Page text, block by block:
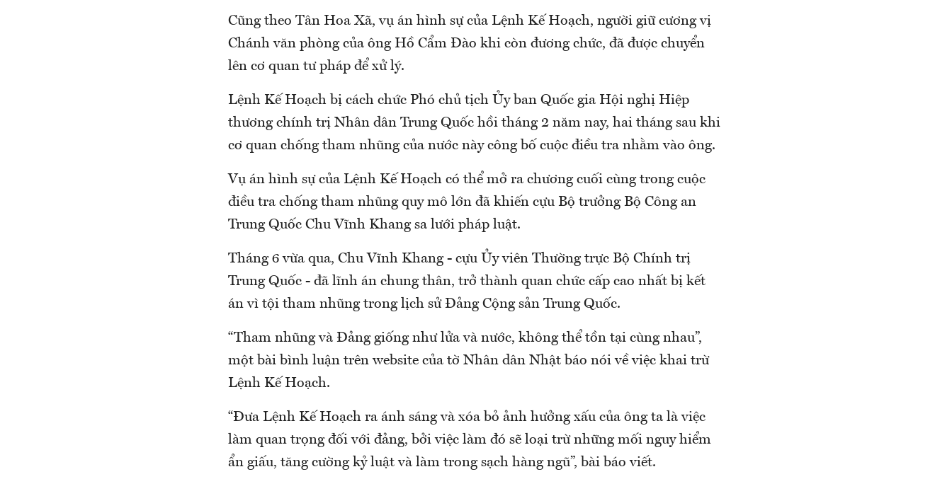
Cũng theo Tân Hoa Xã, vụ án hình sự của Lệnh Kế Hoạch, người giữ cương vị
Chánh văn phòng của ông Hồ Cẩm Đào khi còn đương chức, đã được chuyển
lên cơ quan tư pháp để xử lý.
Lệnh Kế Hoạch bị cách chức Phó chủ tịch Ủy ban Quốc gia Hội nghị Hiệp
thương chính trị Nhân dân Trung Quốc hồi tháng 2 năm nay, hai tháng sau khi
cơ quan chống tham nhũng của nước này công bố cuộc điều tra nhằm vào ông.
Vụ án hình sự của Lệnh Kế Hoạch có thể mở ra chương cuối cùng trong cuộc
điều tra chống tham nhũng quy mô lớn đã khiến cựu Bộ trưởng Bộ Công an
Trung Quốc Chu Vĩnh Khang sa lưới pháp luật.
Tháng 6 vừa qua, Chu Vĩnh Khang - cựu Ủy viên Thường trực Bộ Chính trị
Trung Quốc - đã lĩnh án chung thân, trở thành quan chức cấp cao nhất bị kết
án vì tội tham nhũng trong lịch sử Đảng Cộng sản Trung Quốc.
“Tham nhũng và Đảng giống như lửa và nước, không thể tồn tại cùng nhau”,
một bài bình luận trên website của tờ Nhân dân Nhật báo nói về việc khai trừ
Lệnh Kế Hoạch.
“Đưa Lệnh Kế Hoạch ra ánh sáng và xóa bỏ ảnh hưởng xấu của ông ta là việc
làm quan trọng đối với đảng, bởi việc làm đó sẽ loại trừ những mối nguy hiểm
ẩn giấu, tăng cường kỷ luật và làm trong sạch hàng ngũ”, bài báo viết.